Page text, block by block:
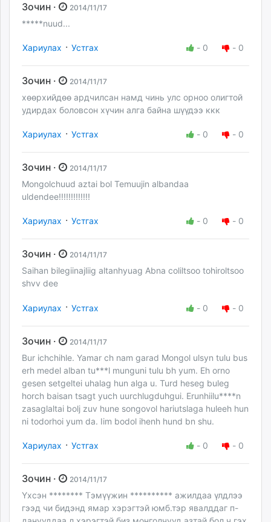
Зочин · 2014/11/17
*****nuud...
Хариулах · Устгах - 0 - 0
Зочин · 2014/11/17
хөөрхийдөө ардчилсан намд чинь улс орноо олигтой
удирдах боловсон хүчин алга байна шүүдээ ккк
Хариулах · Устгах - 0 - 0
Зочин · 2014/11/17
Mongolchuud aztai bol Temuujin albandaa
uldendee!!!!!!!!!!!!!
Хариулах · Устгах - 0 - 0
Зочин · 2014/11/17
Saihan bilegiinajliig altanhyuag Abna coliltsoo tohiroltsoo
shvv dee
Хариулах · Устгах - 0 - 0
Зочин · 2014/11/17
Bur ichchihle. Yamar ch nam garad Mongol ulsyn tulu bus
erh medel alban tu***l munguni tulu bh yum. Eh orno
gesen setgeltei uhalag hun alga u. Turd heseg buleg
horch baisan tsagt yuch uurchlugduhgui. Erunhiilu****n
zasaglaltai bolj zuv hune songovol hariutslaga huleeh hun
ni todorhoi yum da. Iim bodol ihenh hund bn shu.
Хариулах · Устгах - 0 - 0
Зочин · 2014/11/17
Үхсэн ******** Тэмүүжин ********** ажилдаа үлдлээ
гээд чи бидэнд ямар хэрэгтэй юмб.тэр явалддаг п-